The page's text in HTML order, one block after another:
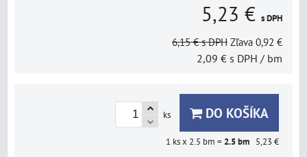
5,23 € s DPH
6,15 € s DPH Zľava 0,92 €
2,09 € s DPH / bm
ks DO KOŠÍKA
1 ks x 2.5 bm = 2.5bm 5,23 €